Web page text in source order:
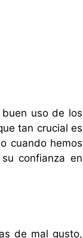
uso de los
tan crucial es
cuando hemos
confianza en
de mal gusto,